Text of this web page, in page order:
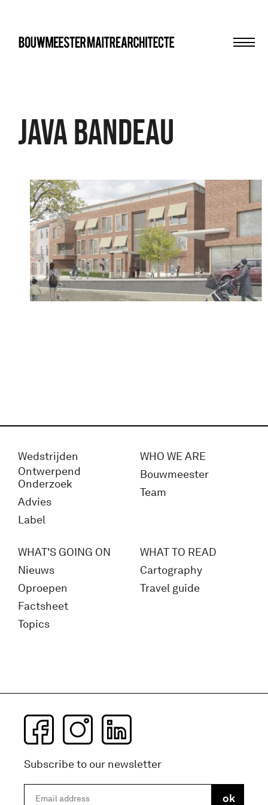
Java bandeau
Wedstrijden
Ontwerpend
Onderzoek
Advies
Label
WHO WE ARE
Bouwmeester
Team
WHAT'S GOING ON
Nieuws
Oproepen
Factsheet
Topics
WHAT TO READ
Cartography
Travel guide
Subscribe to our newsletter